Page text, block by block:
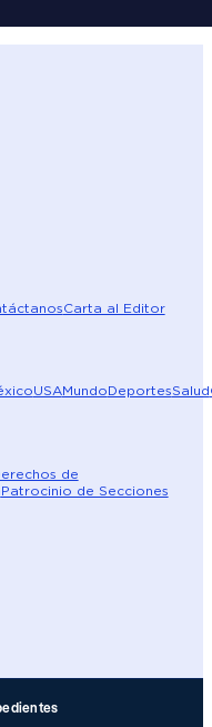
Carta al Editor
USAMundoDeportesSalud
de
Patrocinio de Secciones